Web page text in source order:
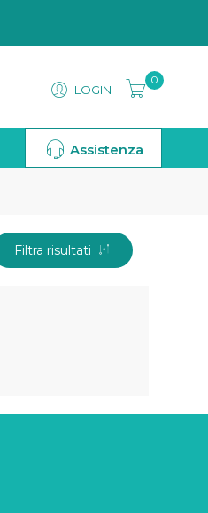
LOGIN
0
Assistenza
Filtra risultati